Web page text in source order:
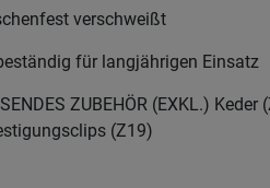
verschweißt
für langjährigen Einsatz
ZUBEHÖR (EXKL.)
(Z19)